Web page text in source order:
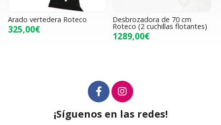
Arado vertedera Roteco
325,00€
Desbrozadora de 70 cm
Roteco (2 cuchillas flotantes)
1289,00€
¡Síguenos en las redes!